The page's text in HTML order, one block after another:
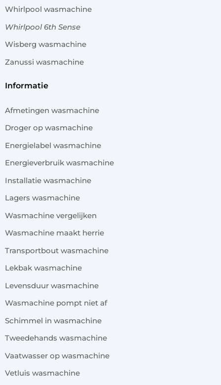
Whirlpool wasmachine
Whirlpool 6th Sense
Wisberg wasmachine
Zanussi wasmachine
informatie
Afmetingen wasmachine
Droger op wasmachine
Energielabel wasmachine
Energieverbruik wasmachine
Installatie wasmachine
Lagers wasmachine
Wasmachine vergelijken
Wasmachine maakt herrie
Transportbout wasmachine
Lekbak wasmachine
Levensduur wasmachine
Wasmachine pompt niet af
Schimmel in wasmachine
Tweedehands wasmachine
Vaatwasser op wasmachine
Vetluis wasmachine